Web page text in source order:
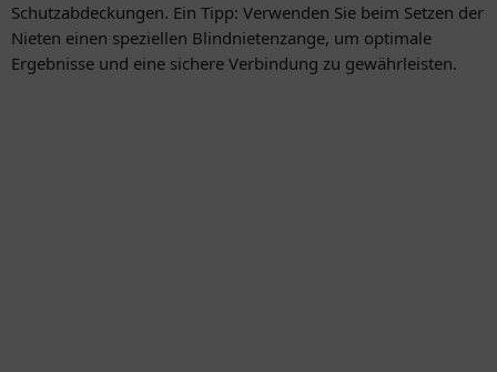
Schutzabdeckungen. Ein Tipp: Verwenden Sie beim Setzen der
Nieten einen speziellen Blindnietenzange, um optimale
Ergebnisse und eine sichere Verbindung zu gewährleisten.